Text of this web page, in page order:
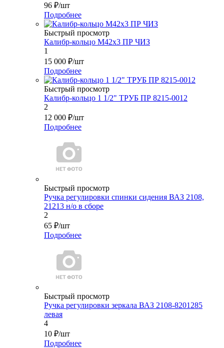
96 ₽/шт
Подробнее
Быстрый просмотр
Калибр-кольцо М42х3 ПР ЧИЗ
1
15 000 ₽/шт
Подробнее
Быстрый просмотр
Калибр-кольцо 1 1/2" ТРУБ ПР 8215-0012
2
12 000 ₽/шт
Подробнее
Быстрый просмотр
Ручка регулировки спинки сидения ВАЗ 2108,
21213 н/о в сборе
2
65 ₽/шт
Подробнее
Быстрый просмотр
Ручка регулировки зеркала ВАЗ 2108-8201285
левая
4
10 ₽/шт
Подробнее